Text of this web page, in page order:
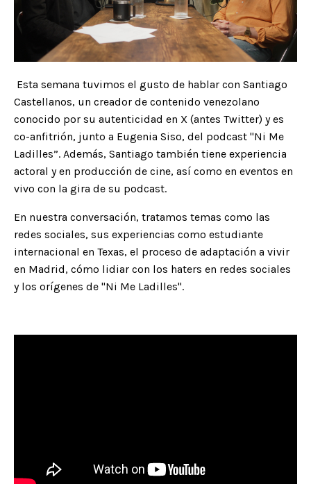
Esta semana tuvimos el gusto de hablar con Santiago
Castellanos, un creador de contenido venezolano
conocido por su autenticidad en X (antes Twitter) y es
co-anfitrión, junto a Eugenia Siso, del podcast "Ni Me
Ladilles”. Además, Santiago también tiene experiencia
actoral y en producción de cine, así como en eventos en
vivo con la gira de su podcast.
En nuestra conversación, tratamos temas como las
redes sociales, sus experiencias como estudiante
internacional en Texas, el proceso de adaptación a vivir
en Madrid, cómo lidiar con los haters en redes sociales
y los orígenes de "Ni Me Ladilles".